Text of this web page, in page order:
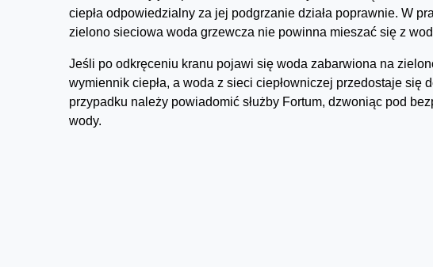
ciepła odpowiedzialny za jej podgrzanie działa poprawnie. W
zielono sieciowa woda grzewcza nie powinna mieszać się z
Jeśli po odkręceniu kranu pojawi się woda zabarwiona na
wymiennik ciepła, a woda z sieci ciepłowniczej przedostaje się
przypadku należy powiadomić służby Fortum, dzwoniąc pod
wody.